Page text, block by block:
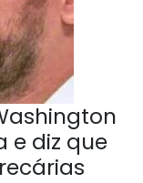
e diz que